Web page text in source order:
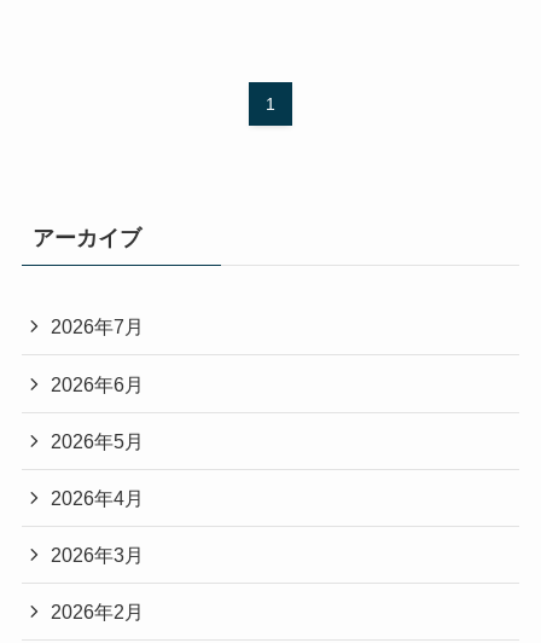
1
アーカイブ
2026年7月
2026年6月
2026年5月
2026年4月
2026年3月
2026年2月